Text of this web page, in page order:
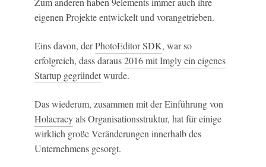
eigenen Projekte entwickelt und vorangetrieben.
Eins davon, derPhotoEditor SDK, war so
erfolgreich, dass daraus2016 mit Imgly ein eigenes
Startup gegründetwurde.
Das wiederum, zusammen mit der Einführung von
Holacracyals Organisationsstruktur, hat für einige
wirklich große Veränderungen innerhalb des
Unternehmens gesorgt.